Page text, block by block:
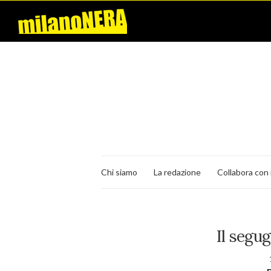
Chi siamo La redazione Collabora con
Il